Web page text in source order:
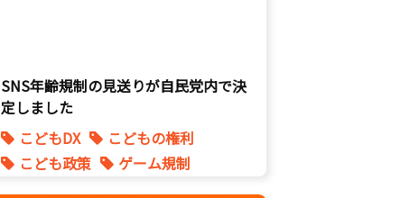
SNS年齢規制の見送りが自民党内で決
定しました
こどもDX
こどもの権利
こども政策
ゲーム規制